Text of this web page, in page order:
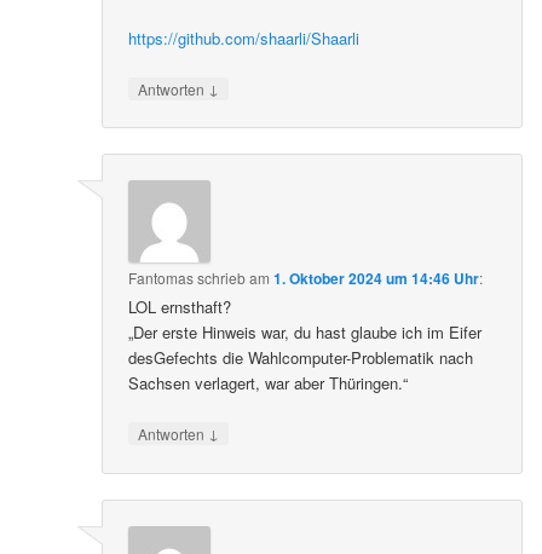
https://github.com/shaarli/Shaarli
Antworten ↓
Fantomasschriebam1. Oktober 2024 um 14:46 Uhr:
LOL ernsthaft?
„Der erste Hinweis war, du hast glaube ich im Eifer
desGefechts die Wahlcomputer-Problematik nach
Sachsen verlagert, war aber Thüringen.“
Antworten ↓